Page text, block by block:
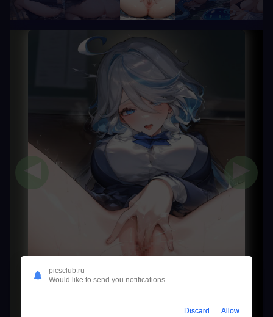
▶
picsclub.ru
Would like to send you notifications
Discard Allow